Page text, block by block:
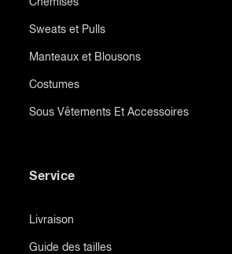
Sweats et Pulls
Manteaux et Blousons
Costumes
Sous Vêtements Et Accessoires
Service
Livraison
Guide des tailles